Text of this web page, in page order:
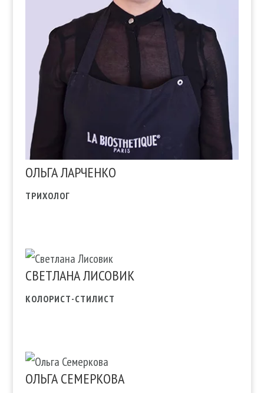
ОЛЬГА ЛАРЧЕНКО
ТРИХОЛОГ
СВЕТЛАНА ЛИСОВИК
КОЛОРИСТ-СТИЛИСТ
ОЛЬГА СЕМЕРКОВА